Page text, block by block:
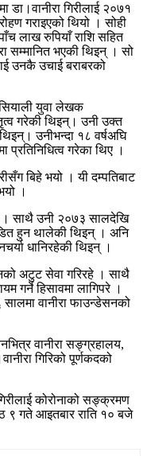
डा।वानीरा गिरीलाई २०७१
गराइएको थियो । सोही
लाख रुपियाँ राशि सहित
सम्मानित भएकी थिइन् । सो
उनकै उचाई बराबरको
युवा लेखक
गरेकी थिइन्। उनी उक्त
उनीभन्दा १८ वर्षअघि
प्रतिनिधित्व गरेका थिए ।
बिहे भयो । यी दम्पतिबाट
।
। साथै उनी २०७३ सालदेखि
हुन थालेकी थिइन् । अनि
धानिरहेकी थिइन् ।
अटुट सेवा गरिरहे । साथै
गर्ने हिसावमा लागिपरे ।
वानीरा फाउन्डेसनको
वानीरा सङ्ग्रहालय,
गिरिको पूर्णकदको
कोरोनाको सङ्क्रमण
९ गते आइतबार राति १० बजे